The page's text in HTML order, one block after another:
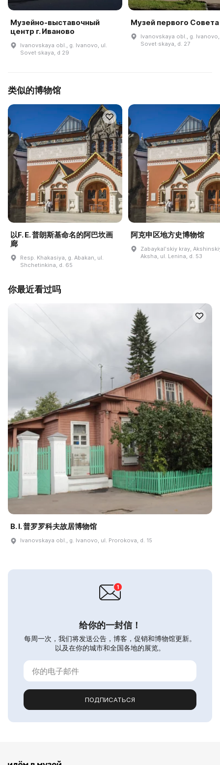
Музейно-выставочный
центр г. Иваново
Ivanovskaya obl., g. Ivanovo, ul.
Sovet·skaya, d 29
Музей первого Совета
Ivanovskaya obl., g.
Sovet·skaya, d. 27
类似的博物馆
以F. E. 普朗斯基命名的阿巴坎画
廊
Resp. Khakasiya, g. Abakan, ul.
Shchetinkina, d. 65
阿克申区地方史博物馆
Zabaykalʹskiy kray,
Aksha, ul. Lenina, d. 53
你最近看过吗
B. I. 普罗罗科夫故居博物馆
Ivanovskaya obl., g. Ivanovo, ul. Prorokova, d. 15
给你的一封信！
每周一次，我们将发送公告，博客，促销和博物馆更新。
以及在你的城市和全国各地的展览。
ПОДПИСАТЬСЯ